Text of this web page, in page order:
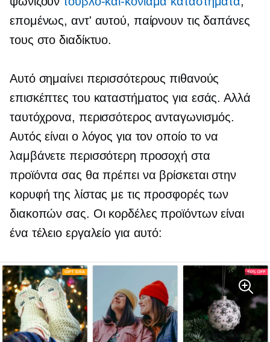
επομένως, αντ' αυτού, παίρνουν τις δαπάνες
τους στο διαδίκτυο.
Αυτό σημαίνει περισσότερους πιθανούς
επισκέπτες του καταστήματος για εσάς. Αλλά
ταυτόχρονα, περισσότερος ανταγωνισμός.
Αυτός είναι ο λόγος για τον οποίο το να
λαμβάνετε περισσότερη προσοχή στα
προϊόντα σας θα πρέπει να βρίσκεται στην
κορυφή της λίστας με τις προσφορές των
διακοπών σας. Οι κορδέλες προϊόντων είναι
ένα τέλειο εργαλείο για αυτό: